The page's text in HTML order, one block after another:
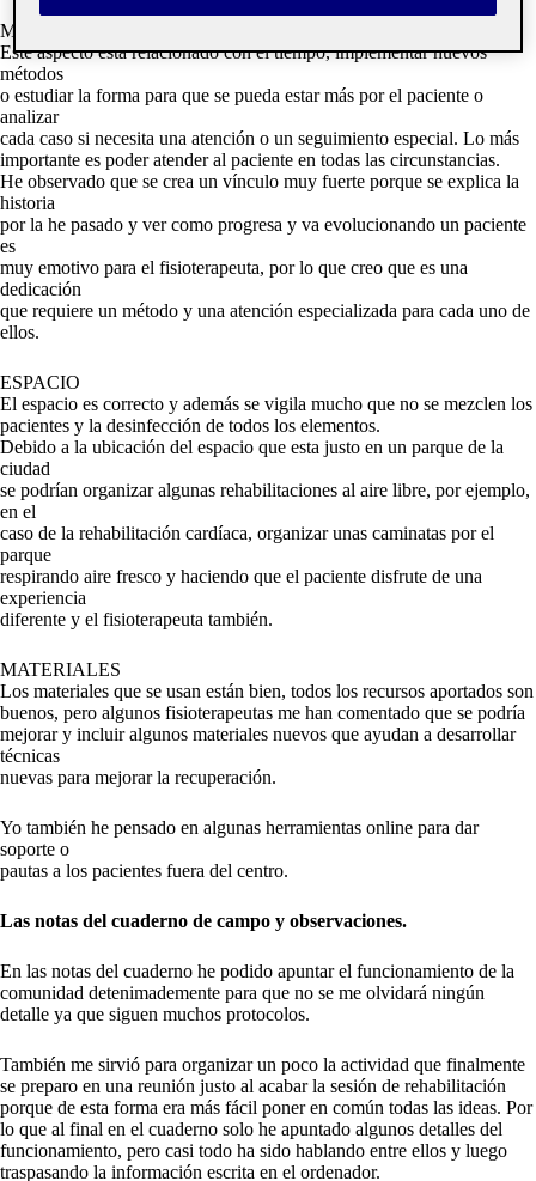
MÉTODO
Este aspecto está relacionado con el tiempo, implementar nuevos
métodos
o estudiar la forma para que se pueda estar más por el paciente o
analizar
cada caso si necesita una atención o un seguimiento especial. Lo más
importante es poder atender al paciente en todas las circunstancias.
He observado que se crea un vínculo muy fuerte porque se explica la
historia
por la he pasado y ver como progresa y va evolucionando un paciente
es
muy emotivo para el fisioterapeuta, por lo que creo que es una
dedicación
que requiere un método y una atención especializada para cada uno de
ellos.
ESPACIO
El espacio es correcto y además se vigila mucho que no se mezclen los
pacientes y la desinfección de todos los elementos.
Debido a la ubicación del espacio que esta justo en un parque de la
ciudad
se podrían organizar algunas rehabilitaciones al aire libre, por ejemplo,
en el
caso de la rehabilitación cardíaca, organizar unas caminatas por el
parque
respirando aire fresco y haciendo que el paciente disfrute de una
experiencia
diferente y el fisioterapeuta también.
MATERIALES
Los materiales que se usan están bien, todos los recursos aportados son
buenos, pero algunos fisioterapeutas me han comentado que se podría
mejorar y incluir algunos materiales nuevos que ayudan a desarrollar
técnicas
nuevas para mejorar la recuperación.
Yo también he pensado en algunas herramientas online para dar
soporte o
pautas a los pacientes fuera del centro.
Las notas del cuaderno de campo y observaciones.
En las notas del cuaderno he podido apuntar el funcionamiento de la
comunidad detenimademente para que no se me olvidará ningún
detalle ya que siguen muchos protocolos.
También me sirvió para organizar un poco la actividad que finalmente
se preparo en una reunión justo al acabar la sesión de rehabilitación
porque de esta forma era más fácil poner en común todas las ideas. Por
lo que al final en el cuaderno solo he apuntado algunos detalles del
funcionamiento, pero casi todo ha sido hablando entre ellos y luego
traspasando la información escrita en el ordenador.